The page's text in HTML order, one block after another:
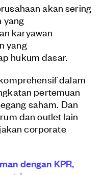
akan sering
yang
karyawan
yang
hukum dasar.
dalam
pertemuan
saham. Dan
dan outlet lain
corporate
dengan KPR,